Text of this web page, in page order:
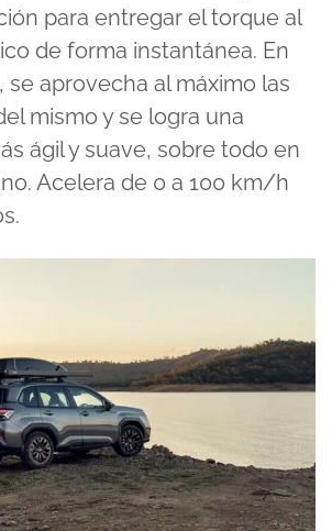
para entregar el torque al
de forma instantánea. En
aprovecha al máximo las
mismo y se logra una
ágil y suave, sobre todo en
Acelera de 0 a 100 km/h